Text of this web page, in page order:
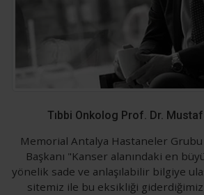
Tıbbi Onkolog Prof. Dr.
Memorial Antalya Hastaneler
Başkanı "Kanser alanındaki en
yönelik sade ve anlaşılabilir bilgiye
sitemiz ile bu eksikliği